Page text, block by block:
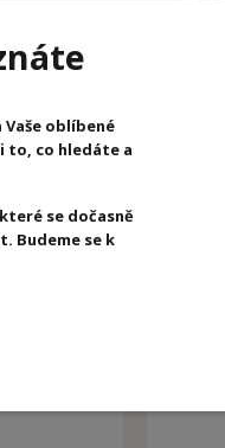
oblíbené
to, co hledáte a
se dočasně
Budeme se k